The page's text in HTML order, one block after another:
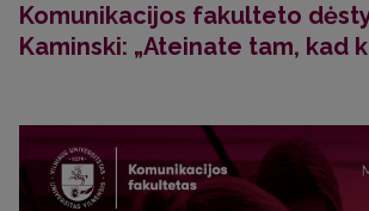
Komunikacijos fakulteto
Kaminski: „Ateinate tam, kad